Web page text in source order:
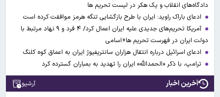
دادگاه‌های انقلاب و یک هکر در لیست تحریم ها
ادعای باراک راوید: ایران با طرح بازگشایی تنگه هرمز موافقت کرده است
آمریکا تحریم‌های جدیدی علیه ایران اعمال کرد/ ۴ فرد و ۹ نهاد مرتبط با
دولت ایران در فهرست تحریم ها+اسامی
ادعای اسرائیل درباره انتقال هزاران سانتریفیوژ ایران به اعماق کوه کلنگ
ترامپ، با ذکر «الحمدالله» ایران را تهدید به بمباران گسترده کرد
آخرین اخبار آرشیو